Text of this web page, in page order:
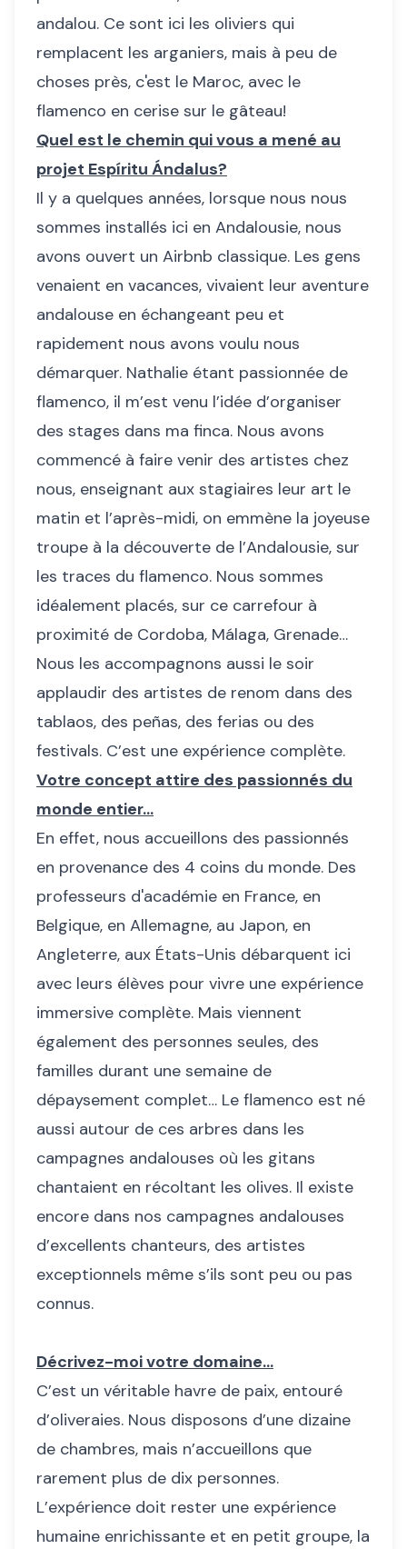
andalou. Ce sont ici les oliviers qui
remplacent les arganiers, mais à peu de
choses près, c'est le Maroc, avec le
flamenco en cerise sur le gâteau!
Quel est le chemin qui vous a mené au
projet Espíritu Ándalus?
Il y a quelques années, lorsque nous nous
sommes installés ici en Andalousie, nous
avons ouvert un Airbnb classique. Les gens
venaient en vacances, vivaient leur aventure
andalouse en échangeant peu et
rapidement nous avons voulu nous
démarquer. Nathalie étant passionnée de
flamenco, il m’est venu l’idée d’organiser
des stages dans ma finca. Nous avons
commencé à faire venir des artistes chez
nous, enseignant aux stagiaires leur art le
matin et l’après-midi, on emmène la joyeuse
troupe à la découverte de l’Andalousie, sur
les traces du flamenco. Nous sommes
idéalement placés, sur ce carrefour à
proximité de Cordoba, Málaga, Grenade…
Nous les accompagnons aussi le soir
applaudir des artistes de renom dans des
tablaos, des peñas, des ferias ou des
festivals. C’est une expérience complète.
Votre concept attire des passionnés du
monde entier…
En effet, nous accueillons des passionnés
en provenance des 4 coins du monde. Des
professeurs d'académie en France, en
Belgique, en Allemagne, au Japon, en
Angleterre, aux États-Unis débarquent ici
avec leurs élèves pour vivre une expérience
immersive complète. Mais viennent
également des personnes seules, des
familles durant une semaine de
dépaysement complet… Le flamenco est né
aussi autour de ces arbres dans les
campagnes andalouses où les gitans
chantaient en récoltant les olives. Il existe
encore dans nos campagnes andalouses
d’excellents chanteurs, des artistes
exceptionnels même s’ils sont peu ou pas
connus.
Décrivez-moi votre domaine...
C’est un véritable havre de paix, entouré
d’oliveraies. Nous disposons d’une dizaine
de chambres, mais n’accueillons que
rarement plus de dix personnes.
L’expérience doit rester une expérience
humaine enrichissante et en petit groupe, la